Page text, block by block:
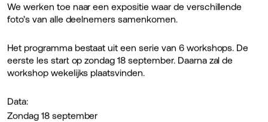
We werken toe naar een expositie waar de verschillende
foto’s van alle deelnemers samenkomen.
Het programma bestaat uit een serie van 6 workshops. De
eerste les start op zondag 18 september. Daarna zal de
workshop wekelijks plaatsvinden.
Data:
Zondag 18 september